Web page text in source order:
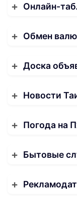
Онлайн-
Обмен
Доска
Новости
Погода на
Бытовые